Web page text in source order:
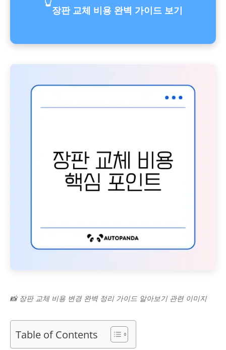
장판 교체 비용 완벽 가이드 보기
📸 장판 교체 비용 변경 완벽 정리 가이드 알아보기 관련 이미지
Table of Contents